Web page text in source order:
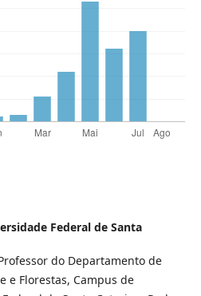
Federal de Santa
do Departamento de
e Florestas, Campus de